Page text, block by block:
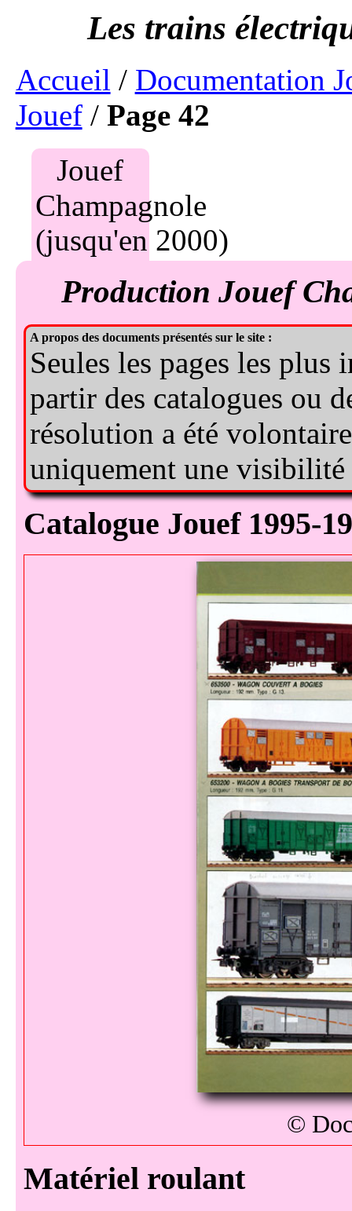
Accueil / Documentation
Jouef/ Page 42
Catalogue Jouef 1995-
©